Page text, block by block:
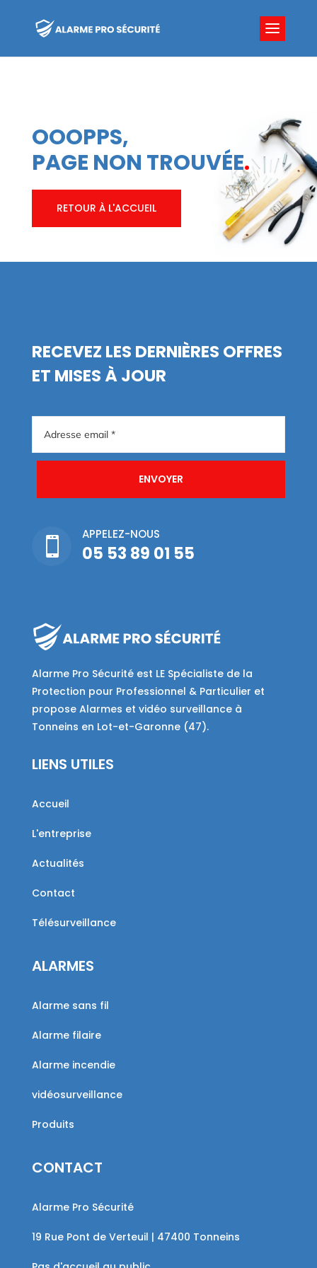
OOOPPS,
PAGE NON TROUVÉE.
RETOUR À L'ACCUEIL
RECEVEZ LES DERNIÈRES OFFRES
ET MISES À JOUR
ENVOYER

APPELEZ-NOUS
05 53 89 01 55
Alarme Pro Sécurité est LE Spécialiste de la
Protection pour Professionnel & Particulier et
propose Alarmes et vidéo surveillance à
Tonneins en Lot-et-Garonne (47).
LIENS UTILES
Accueil
L'entreprise
Actualités
Contact
Télésurveillance
ALARMES
Alarme sans fil
Alarme filaire
Alarme incendie
vidéosurveillance
Produits
CONTACT
Alarme Pro Sécurité
19 Rue Pont de Verteuil | 47400 Tonneins